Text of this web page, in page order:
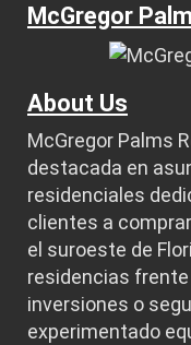
McGregor
About Us
McGregor Palms
destacada en
residenciales
clientes a
el suroeste de
residencias
inversiones o
experimentado